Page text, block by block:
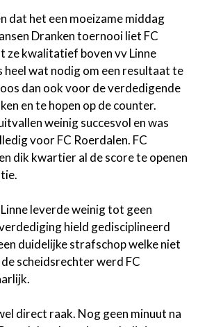
dat het een moeizame middag
Dranken toernooi liet FC
ze kwalitatief boven vv Linne
heel wat nodig om een resultaat te
dan ook voor de verdedigende
en te hopen op de counter.
weinig succesvol en was
voor FC Roerdalen. FC
dik kwartier al de score te openen
leverde weinig tot geen
hield gedisciplineerd
duidelijke strafschop welke niet
scheidsrechter werd FC
direct raak. Nog geen minuut na